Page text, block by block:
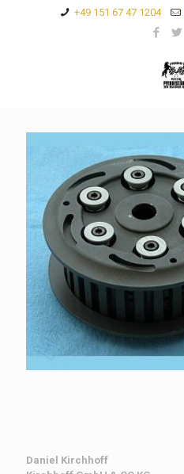
+49 151 67 47 1204
Daniel Kirchhoff